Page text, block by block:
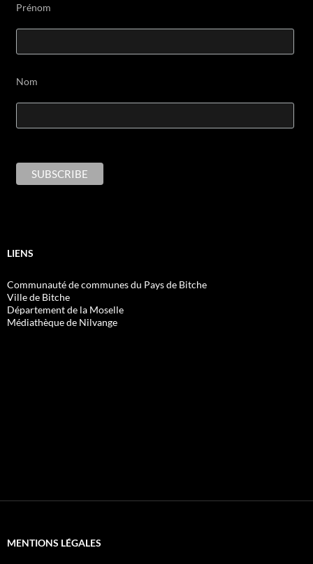
Prénom
Nom
LIENS
Communauté de communes du Pays de Bitche
Ville de Bitche
Département de la Moselle
Médiathèque de Nilvange
MENTIONS LÉGALES